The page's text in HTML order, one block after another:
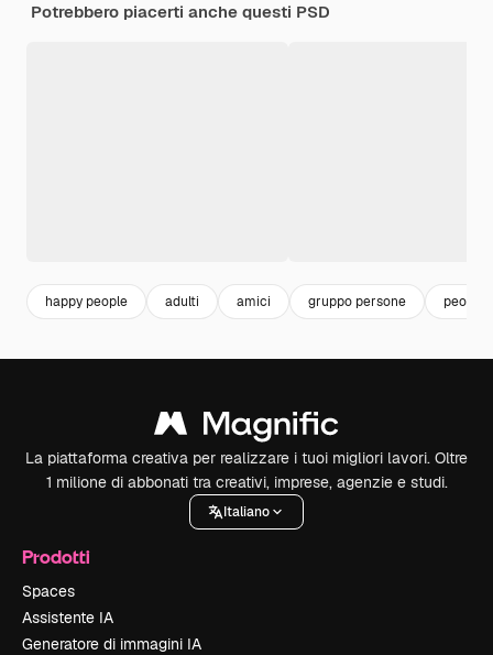
Potrebbero piacerti anche questi PSD
happy people adulti amici gruppo persone people
La piattaforma creativa per realizzare i tuoi migliori lavori. Oltre
1 milione di abbonati tra creativi, imprese, agenzie e studi.
Italiano
Prodotti
Spaces
Assistente IA
Generatore di immagini IA